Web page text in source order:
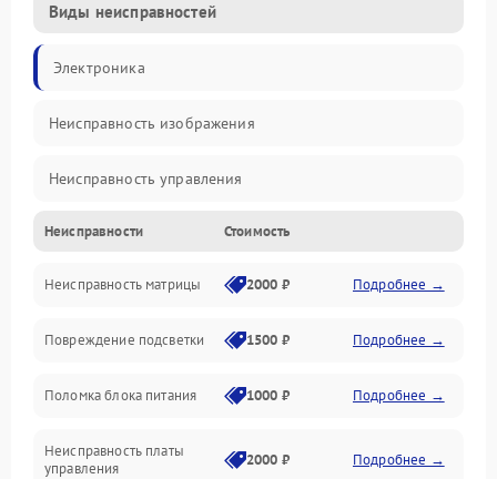
Виды неисправностей
Электроника
Неисправность изображения
Неисправность управления
Неисправность интерфейсов
Прочие неисправности
Неисправность звука
Механические повреждения
Неисправности Стоимость
Неисправность матрицы 2000 ₽ Подробнее →
Повреждение подсветки 1500 ₽ Подробнее →
Поломка блока питания 1000 ₽ Подробнее →
Неисправность платы
управления
2000 ₽ Подробнее →